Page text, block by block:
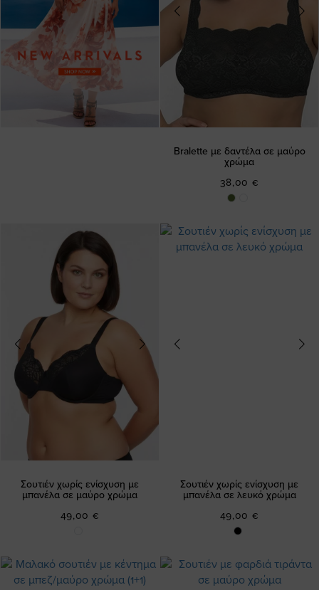
Bralette με δαντέλα σε μαύρο
χρώμα
38,00 €
Σουτιέν χωρίς ενίσχυση με
μπανέλα σε μαύρο χρώμα
49,00 €
Σουτιέν χωρίς ενίσχυση με
μπανέλα σε λευκό χρώμα
49,00 €